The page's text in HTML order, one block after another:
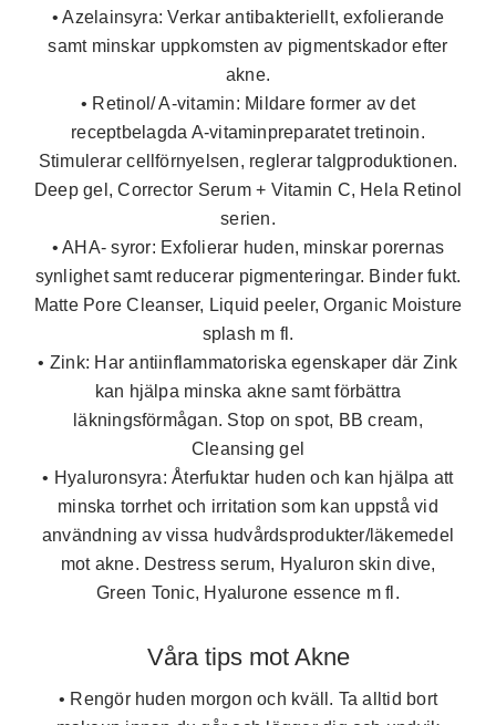
• Azelainsyra: Verkar antibakteriellt, exfolierande
samt minskar uppkomsten av pigmentskador efter
akne.
• Retinol/ A-vitamin: Mildare former av det
receptbelagda A-vitaminpreparatet tretinoin.
Stimulerar cellförnyelsen, reglerar talgproduktionen.
Deep gel, Corrector Serum + Vitamin C, Hela Retinol
serien.
• AHA- syror: Exfolierar huden, minskar porernas
synlighet samt reducerar pigmenteringar. Binder fukt.
Matte Pore Cleanser, Liquid peeler, Organic Moisture
splash m fl.
• Zink: Har antiinflammatoriska egenskaper där Zink
kan hjälpa minska akne samt förbättra
läkningsförmågan. Stop on spot, BB cream,
Cleansing gel
• Hyaluronsyra: Återfuktar huden och kan hjälpa att
minska torrhet och irritation som kan uppstå vid
användning av vissa hudvårdsprodukter/läkemedel
mot akne. Destress serum, Hyaluron skin dive,
Green Tonic, Hyalurone essence m fl.
Våra tips mot Akne
• Rengör huden morgon och kväll. Ta alltid bort